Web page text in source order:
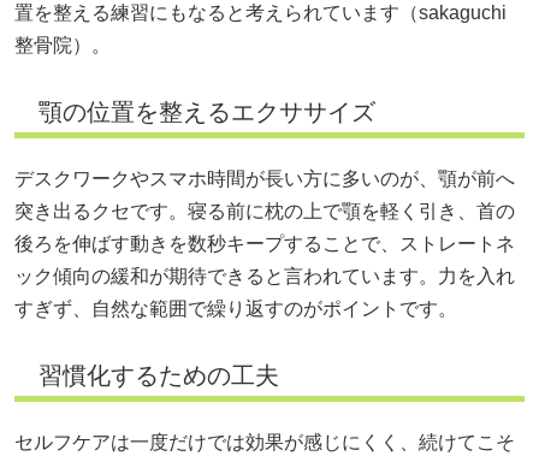
置を整える練習にもなると考えられています（sakaguchi
整骨院）。
顎の位置を整えるエクササイズ
デスクワークやスマホ時間が長い方に多いのが、顎が前へ
突き出るクセです。寝る前に枕の上で顎を軽く引き、首の
後ろを伸ばす動きを数秒キープすることで、ストレートネ
ック傾向の緩和が期待できると言われています。力を入れ
すぎず、自然な範囲で繰り返すのがポイントです。
習慣化するための工夫
セルフケアは一度だけでは効果が感じにくく、続けてこそ